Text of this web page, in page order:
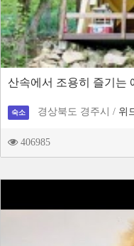
산속에서 조용히 즐기는
숙소 경상북도 경주시 / 위
406985